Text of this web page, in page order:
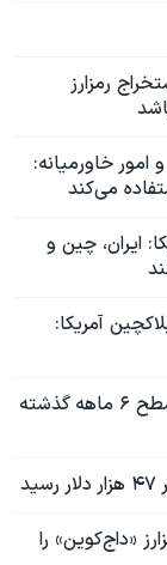
رمزارز
خاورمیانه:
می‌کند
ایران، چین و
آمریکا:
قیمت بیت‌کوین پس از رسیدن به پایین‌ترین سطح ۶ ماهه گذشته
«داج‌کوین» را